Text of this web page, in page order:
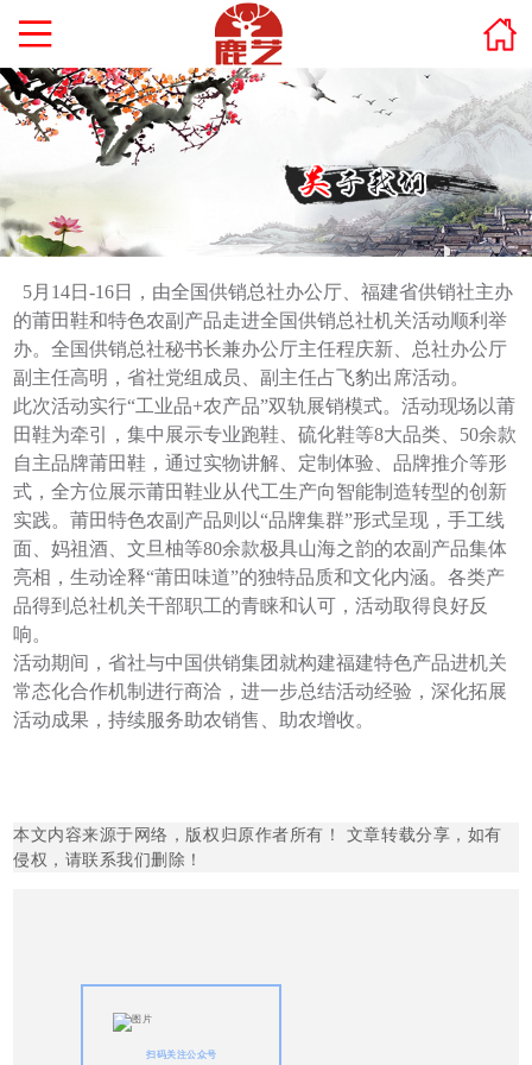
5月14日-16日，由全国供销总社办公厅、福建省供销社主办
的莆田鞋和特色农副产品走进全国供销总社机关活动顺利举
办。全国供销总社秘书长兼办公厅主任程庆新、总社办公厅
副主任高明，省社党组成员、副主任占飞豹出席活动。
此次活动实行“工业品+农产品”双轨展销模式。活动现场以莆
田鞋为牵引，集中展示专业跑鞋、硫化鞋等8大品类、50余款
自主品牌莆田鞋，通过实物讲解、定制体验、品牌推介等形
式，全方位展示莆田鞋业从代工生产向智能制造转型的创新
实践。莆田特色农副产品则以“品牌集群”形式呈现，手工线
面、妈祖酒、文旦柚等80余款极具山海之韵的农副产品集体
亮相，生动诠释“莆田味道”的独特品质和文化内涵。各类产
品得到总社机关干部职工的青睐和认可，活动取得良好反
响。
活动期间，省社与中国供销集团就构建福建特色产品进机关
常态化合作机制进行商洽，进一步总结活动经验，深化拓展
活动成果，持续服务助农销售、助农增收。
本文内容来源于网络，版权归原作者所有！ 文章转载分享，如有
侵权，请联系我们删除！
扫码关注公众号